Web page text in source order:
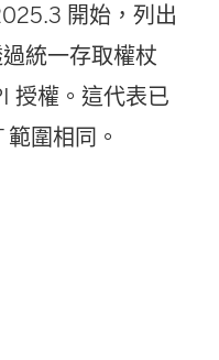
開始，列出
統一存取權杖
授權。這代表已
圍相同。